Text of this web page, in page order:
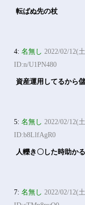
転ばぬ先の杖
4:名無し 2022/02/12(
ID:n/U1PN480
資産運用してるから
5:名無し 2022/02/12(
ID:b8LlfAgR0
人轢き〇した時助か
7:名無し 2022/02/12(